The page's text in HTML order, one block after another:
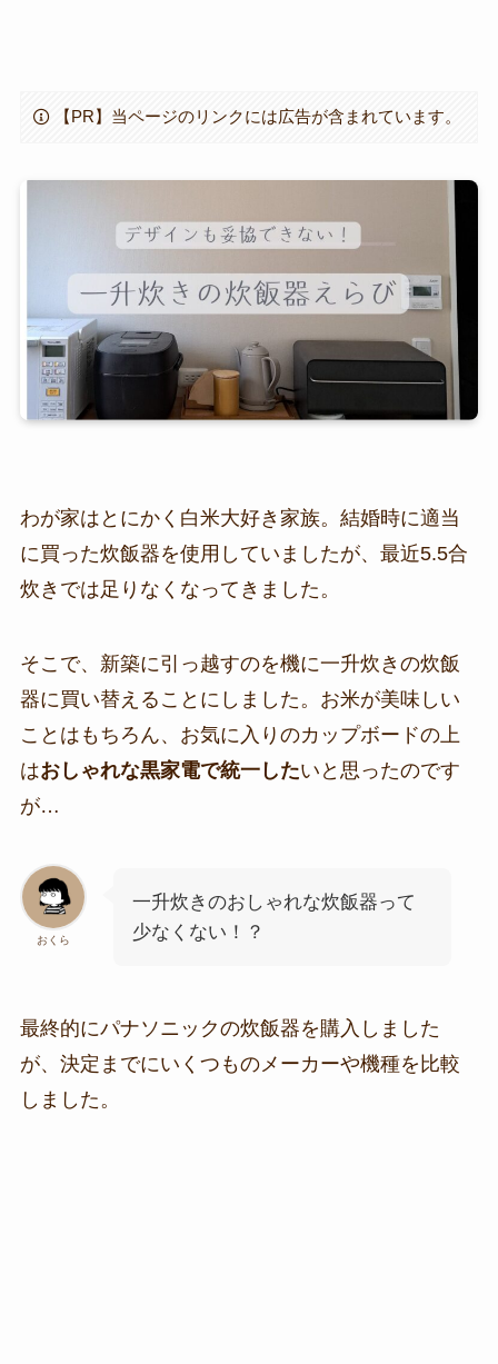
【PR】当ページのリンクには広告が含まれています。
わが家はとにかく白米大好き家族。結婚時に適当
に買った炊飯器を使用していましたが、最近5.5合
炊きでは足りなくなってきました。
そこで、新築に引っ越すのを機に一升炊きの炊飯
器に買い替えることにしました。お米が美味しい
ことはもちろん、お気に入りのカップボードの上
はおしゃれな黒家電で統一したいと思ったのです
が…
おくら
一升炊きのおしゃれな炊飯器って
少なくない！？
最終的にパナソニックの炊飯器を購入しました
が、決定までにいくつものメーカーや機種を比較
しました。